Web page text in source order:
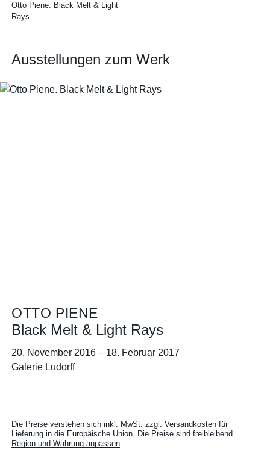
Otto Piene. Black Melt & Light
Rays
Ausstellungen zum Werk
OTTO PIENE
Black Melt & Light Rays
20. November 2016– 18. Februar 2017
Galerie Ludorff
Die Preise verstehen sich inkl. MwSt. zzgl. Versandkosten für
Lieferung in die Europäische Union. Die Preise sind freibleibend.
Region und Währung anpassen